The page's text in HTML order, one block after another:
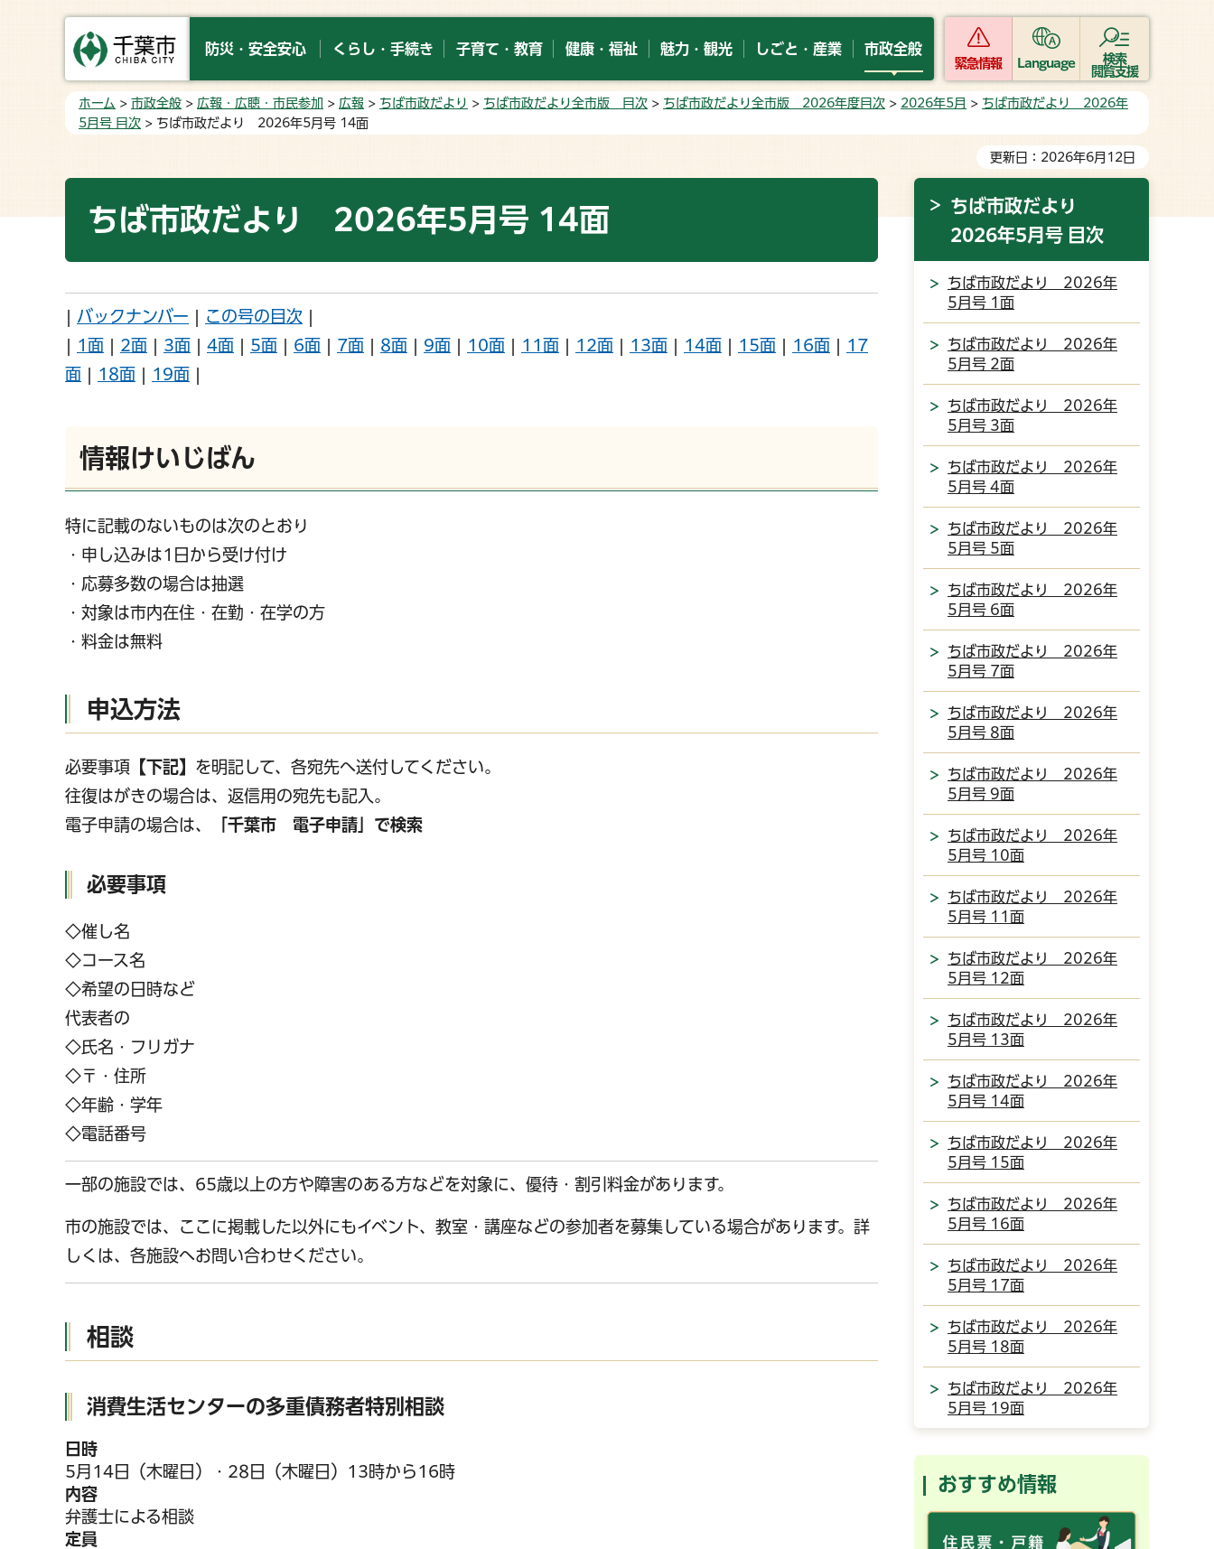
防災・安全安心 くらし・手続き 子育て・教育 健康・福祉 魅力・観光 しごと・産業 市政全般
緊急情報 Language
検索
閲覧支援
ホーム > 市政全般 > 広報・広聴・市民参加 > 広報 > ちば市政だより > ちば市政だより全市版 目次 > ちば市政だより全市版 2026年度目次 > 2026年5月 > ちば市政だより 2026年
5月号 目次 > ちば市政だより 2026年5月号 14面
更新日：2026年6月12日
ちば市政だより 2026年5月号 14面
バックナンバー この号の目次
1面 2面 3面 4面 5面 6面 7面 8面 9面 10面 11面 12面 13面 14面 15面 16面
17
面
18面 19面
情報けいじばん
特に記載のないものは次のとおり
・申し込みは1日から受け付け
・応募多数の場合は抽選
・対象は市内在住・在勤・在学の方
・料金は無料
申込方法
必要事項 【下記】 を明記して、各宛先へ送付してください。
往復はがきの場合は、返信用の宛先も記入。
電子申請の場合は、
「千葉市 電子申請」で検索
必要事項
◇催し名
◇コース名
◇希望の日時など
代表者の
◇氏名・フリガナ
◇〒・住所
◇年齢・学年
◇電話番号
一部の施設では、65歳以上の方や障害のある方などを対象に、優待・割引料金があります。
市の施設では、ここに掲載した以外にもイベント、教室・講座などの参加者を募集している場合があります。詳
しくは、各施設へお問い合わせください。
相談
消費生活センターの多重債務者特別相談
日時
5月14日（木曜日）・28日（木曜日）13時から16時
内容
弁護士による相談
定員
ちば市政だより
2026年5月号 目次
ちば市政だより 2026年
5月号 1面
ちば市政だより 2026年
5月号 2面
ちば市政だより 2026年
5月号 3面
ちば市政だより 2026年
5月号 4面
ちば市政だより 2026年
5月号 5面
ちば市政だより 2026年
5月号 6面
ちば市政だより 2026年
5月号 7面
ちば市政だより 2026年
5月号 8面
ちば市政だより 2026年
5月号 9面
ちば市政だより 2026年
5月号 10面
ちば市政だより 2026年
5月号 11面
ちば市政だより 2026年
5月号 12面
ちば市政だより 2026年
5月号 13面
ちば市政だより 2026年
5月号 14面
ちば市政だより 2026年
5月号 15面
ちば市政だより 2026年
5月号 16面
ちば市政だより 2026年
5月号 17面
ちば市政だより 2026年
5月号 18面
ちば市政だより 2026年
5月号 19面
おすすめ情報